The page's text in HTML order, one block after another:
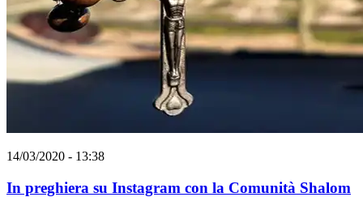
14/03/2020 - 13:38
In preghiera su Instagram con la Comunità Shalom